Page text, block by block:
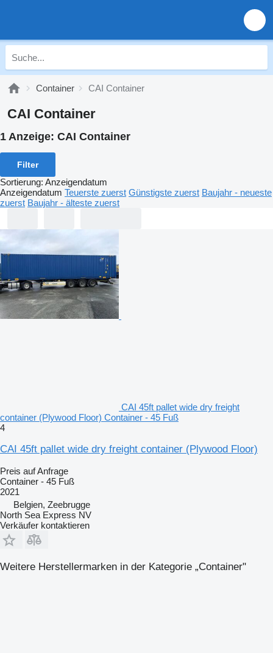
Container CAI Container
CAI Container
1 Anzeige: CAI Container
Filter
Sortierung: Anzeigendatum
Anzeigendatum Teuerste zuerst Günstigste zuerst Baujahr - neueste
zuerst Baujahr - älteste zuerst
CAI 45ft pallet wide dry freight
container (Plywood Floor) Container - 45 Fuß
4
CAI 45ft pallet wide dry freight container (Plywood Floor)
Preis auf Anfrage
Container - 45 Fuß
2021
Belgien, Zeebrugge
North Sea Express NV
Verkäufer kontaktieren
Weitere Herstellermarken in der Kategorie „Container"